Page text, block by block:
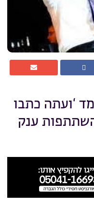
‘ועתה כתבו
ענק